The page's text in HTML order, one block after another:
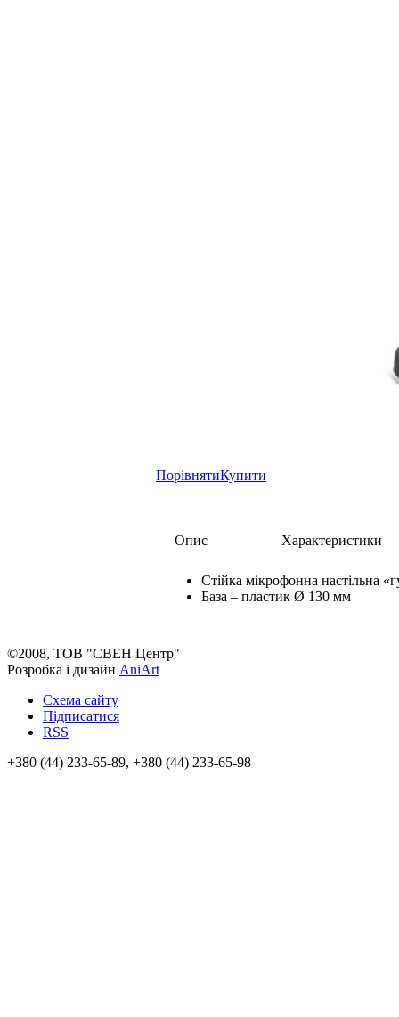
ПорівнятиКупити
Опис Характеристики
Стійка мікрофонна настільна
База – пластик Ø 130 мм
©2008, ТОВ "СВЕН Центр"
Розробка і дизайн AniArt
Схема сайту
Підписатися
RSS
+380 (44) 233-65-89, +380 (44) 233-65-98